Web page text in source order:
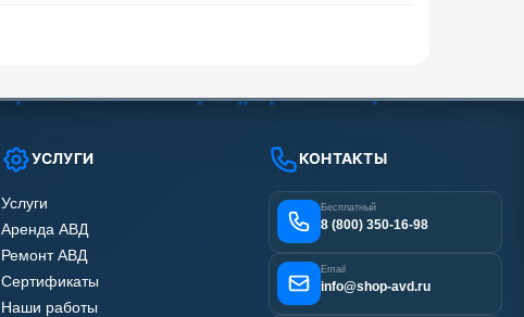
УСЛУГИ
Услуги
Аренда АВД
Ремонт АВД
Сертификаты
Наши работы
КОНТАКТЫ
Бесплатный
8 (800) 350-16-98
Email
info@shop-avd.ru